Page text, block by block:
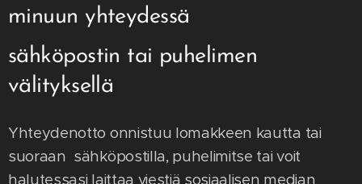
minuun yhteydessä
sähköpostin tai puhelimen
välityksellä
Yhteydenotto onnistuu lomakkeen kautta tai
suoraan sähköpostilla, puhelimitse tai voit
halutessasi laittaa viestiä sosiaalisen median